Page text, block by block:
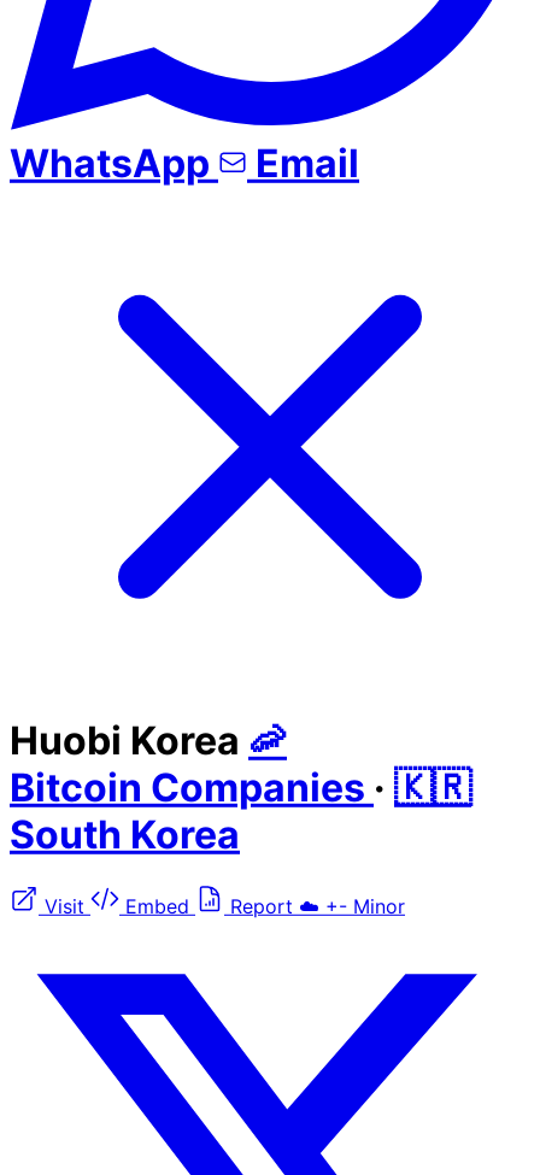
WhatsApp Email
Huobi Korea 🦐
Bitcoin Companies · 🇰🇷
South Korea
Visit Embed Report ☁️ +- Minor